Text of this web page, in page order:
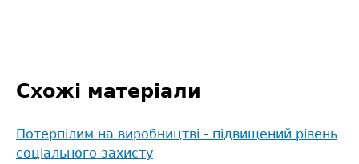
Схожі матеріали
Потерпілим на виробництві - підвищений рівень
соціального захисту